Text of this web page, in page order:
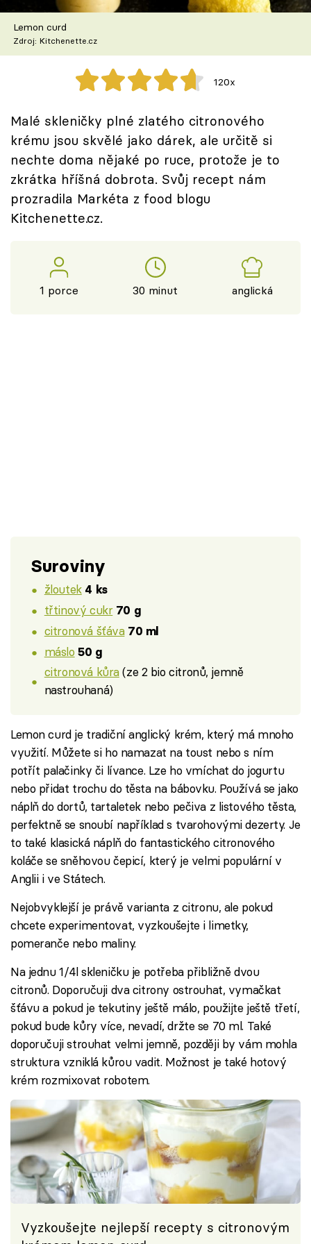
Škola vaření
Recepty z TV
Speciál: Cuketa
Těhotnej kuchař
Sledujte prima+
Přihlášení
Lemon curd
Zdroj: Kitchenette.cz
120x
Malé skleničky plné zlatého citronového
krému jsou skvělé jako dárek, ale určitě si
nechte doma nějaké po ruce, protože je to
zkrátka hříšná dobrota. Svůj recept nám
prozradila Markéta z food blogu
Kitchenette.cz.
1 porce 30 minut anglická
Suroviny
žloutek 4 ks
třtinový cukr 70 g
citronová šťáva 70 ml
máslo 50 g
citronová kůra(ze 2 bio citronů, jemně
nastrouhaná)
Lemon curd je tradiční anglický krém, který má mnoho
využití. Můžete si ho namazat na toust nebo s ním
potřít palačinky či lívance. Lze ho vmíchat do jogurtu
nebo přidat trochu do těsta na bábovku. Používá se jako
náplň do dortů, tartaletek nebo pečiva z listového těsta,
perfektně se snoubí například s tvarohovými dezerty. Je
to také klasická náplň do fantastického citronového
koláče se sněhovou čepicí, který je velmi populární v
Anglii i ve Státech.
Nejobvyklejší je právě varianta z citronu, ale pokud
chcete experimentovat, vyzkoušejte i limetky,
pomeranče nebo maliny.
Na jednu 1/4l skleničku je potřeba přibližně dvou
citronů. Doporučuji dva citrony ostrouhat, vymačkat
šťávu a pokud je tekutiny ještě málo, použijte ještě třetí,
pokud bude kůry více, nevadí, držte se 70 ml. Také
doporučuji strouhat velmi jemně, později by vám mohla
struktura vzniklá kůrou vadit. Možnost je také hotový
krém rozmixovat robotem.
Vyzkoušejte nejlepší recepty s citronovým